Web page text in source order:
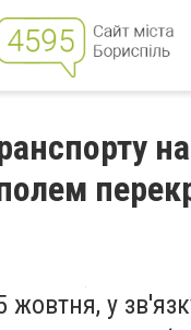
жовтня, у